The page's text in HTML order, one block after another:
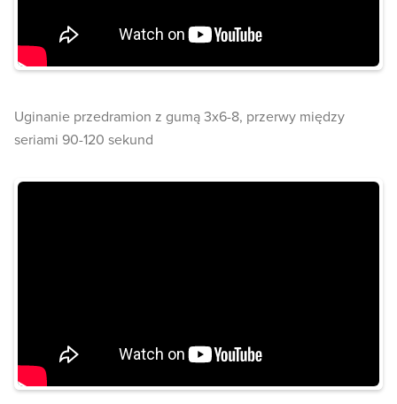
Uginanie przedramion z gumą 3x6-8, przerwy między
seriami 90-120 sekund